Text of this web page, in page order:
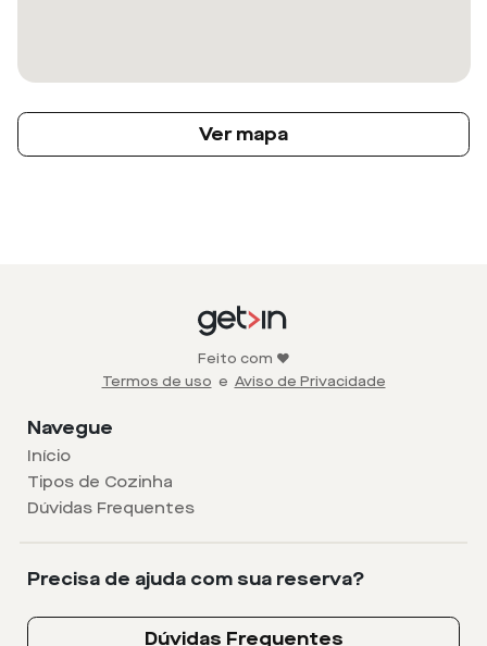
Ver mapa
Feito com ❤️
Termos de uso e Aviso de Privacidade
Navegue
Início
Tipos de Cozinha
Dúvidas Frequentes
Precisa de ajuda com sua reserva?
Dúvidas Frequentes